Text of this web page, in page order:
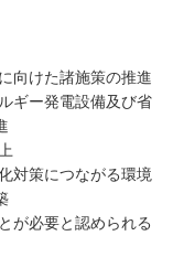
向けた諸施策の推進
ギー発電設備及び省
対策につながる環境
が必要と認められる